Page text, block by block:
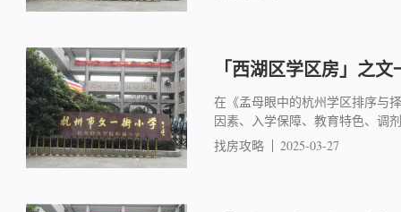
「西湖区学区房」之
在《孟母眼中的杭州学区排序与
因素、入学保障、教育特色、调
找房攻略
2025-03-27